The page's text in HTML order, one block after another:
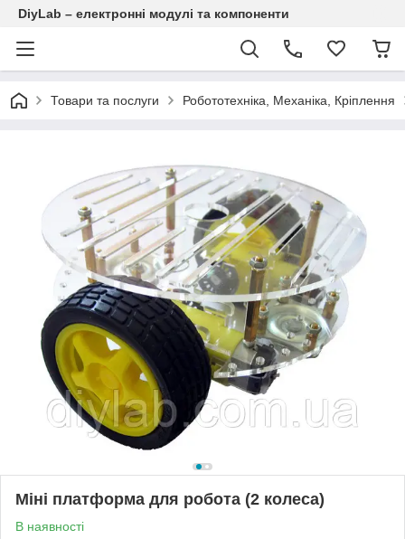
DiyLab – електронні модулі та компоненти
Товари та послуги Робототехніка, Механіка, Кріплення
Міні платформа для робота (2 колеса)
В наявності